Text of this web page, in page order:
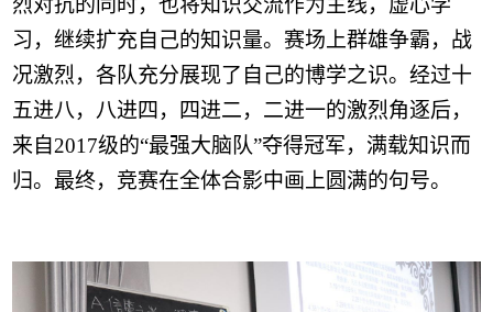
习，继续扩充自己的知识量。赛场上群雄争霸，战
况激烈，各队充分展现了自己的博学之识。经过十
五进八，八进四，四进二，二进一的激烈角逐后，
来自2017级的“最强大脑队”夺得冠军，满载知识而
归。 最终，竞赛在全体合影中画上圆满的句号。